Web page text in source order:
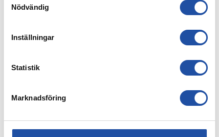
Nödvändig
Inställningar
Statistik
Marknadsföring
PUBLIKINFORMATION: IFK NORRKÖPING-IK BRAGE